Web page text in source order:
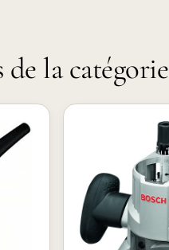
la catégorie